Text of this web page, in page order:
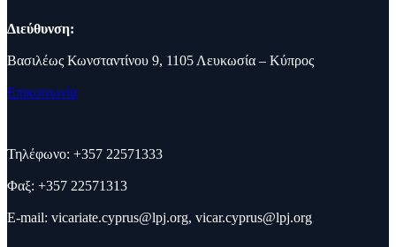
Διεύθυνση:
Βασιλέως Κωνσταντίνου 9, 1105 Λευκωσία – Κύπρος
Επικοινωνία
Τηλέφωνο: +357 22571333
Φαξ: +357 22571313
E-mail: vicariate.cyprus@lpj.org, vicar.cyprus@lpj.org